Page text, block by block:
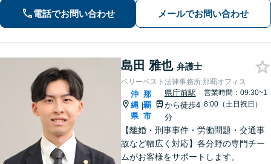
額）・明け渡し請求・立退料増額など
に対応。交渉から訴訟までお任せくだ
電話でお問い合わせ メールでお問い合わせ
島田 雅也 弁護士
ベリーベスト法律事務所 那覇オフィス
沖
縄
県
|
那
覇
市
県庁前駅
から徒歩4
分
営業時間：09:30~1
8:00（土日祝日）
【離婚・刑事事件・労働問題・交通事
故など幅広く対応】各分野の専門チー
ムがお客様をサポートします。